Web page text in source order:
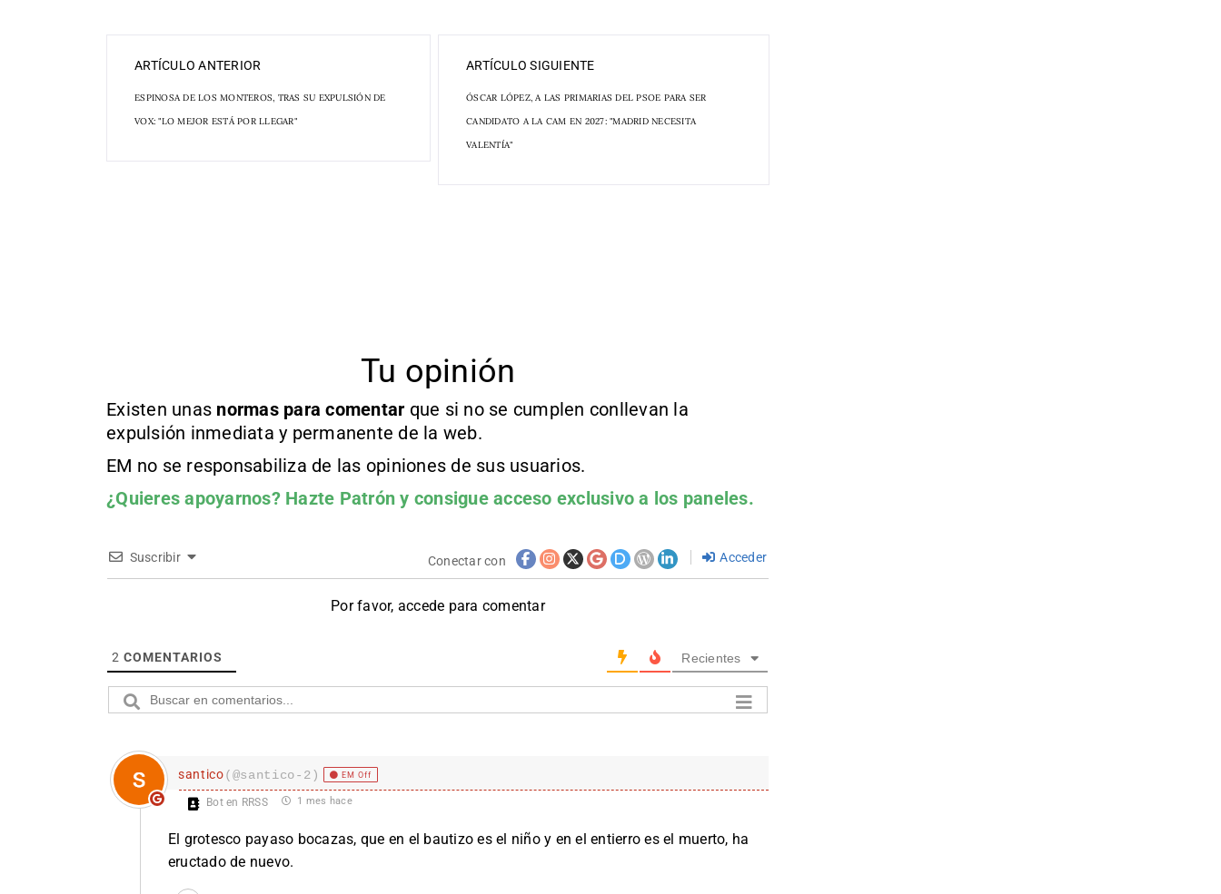
ARTÍCULO ANTERIOR
ESPINOSA DE LOS MONTEROS, TRAS SU EXPULSIÓN DE
VOX: "LO MEJOR ESTÁ POR LLEGAR"
ARTÍCULO SIGUIENTE
ÓSCAR LÓPEZ, A LAS PRIMARIAS DEL PSOE PARA SER
CANDIDATO A LA CAM EN 2027: "MADRID NECESITA
VALENTÍA"
Tu opinión
Existen unas normas para comentar que si no se cumplen conllevan la
expulsión inmediata y permanente de la web.
EM no se responsabiliza de las opiniones de sus usuarios.
¿Quieres apoyarnos? Hazte Patrón y consigue acceso exclusivo a los paneles.
Suscribir Conectar con Acceder
Por favor, accede para comentar
2 COMENTARIOS Recientes
santico(@santico-2) EM Off
Bot en RRSS 1 mes hace
El grotesco payaso bocazas, que en el bautizo es el niño y en el entierro es el muerto, ha
eructado de nuevo.